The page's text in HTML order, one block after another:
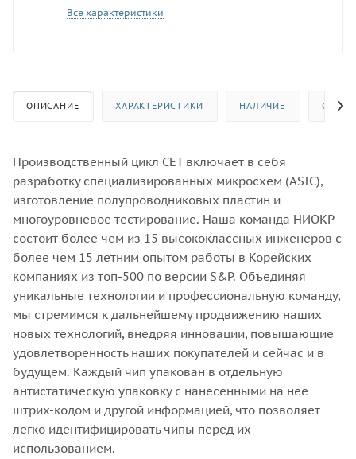
Все характеристики
ОПИСАНИЕ ХАРАКТЕРИСТИКИ НАЛИЧИЕ
Производственный цикл CET включает в себя
разработку специализированных микросхем (ASIC),
изготовление полупроводниковых пластин и
многоуровневое тестирование. Наша команда НИОКР
состоит более чем из 15 высококлассных инженеров с
более чем 15 летним опытом работы в Корейских
компаниях из топ-500 по версии S&P. Объединяя
уникальные технологии и профессиональную команду,
мы стремимся к дальнейшему продвижению наших
новых технологий, внедряя инновации, повышающие
удовлетворенность наших покупателей и сейчас и в
будущем. Каждый чип упакован в отдельную
антистатическую упаковку с нанесенными на нее
штрих-кодом и другой информацией, что позволяет
легко идентифицировать чипы перед их
использованием.